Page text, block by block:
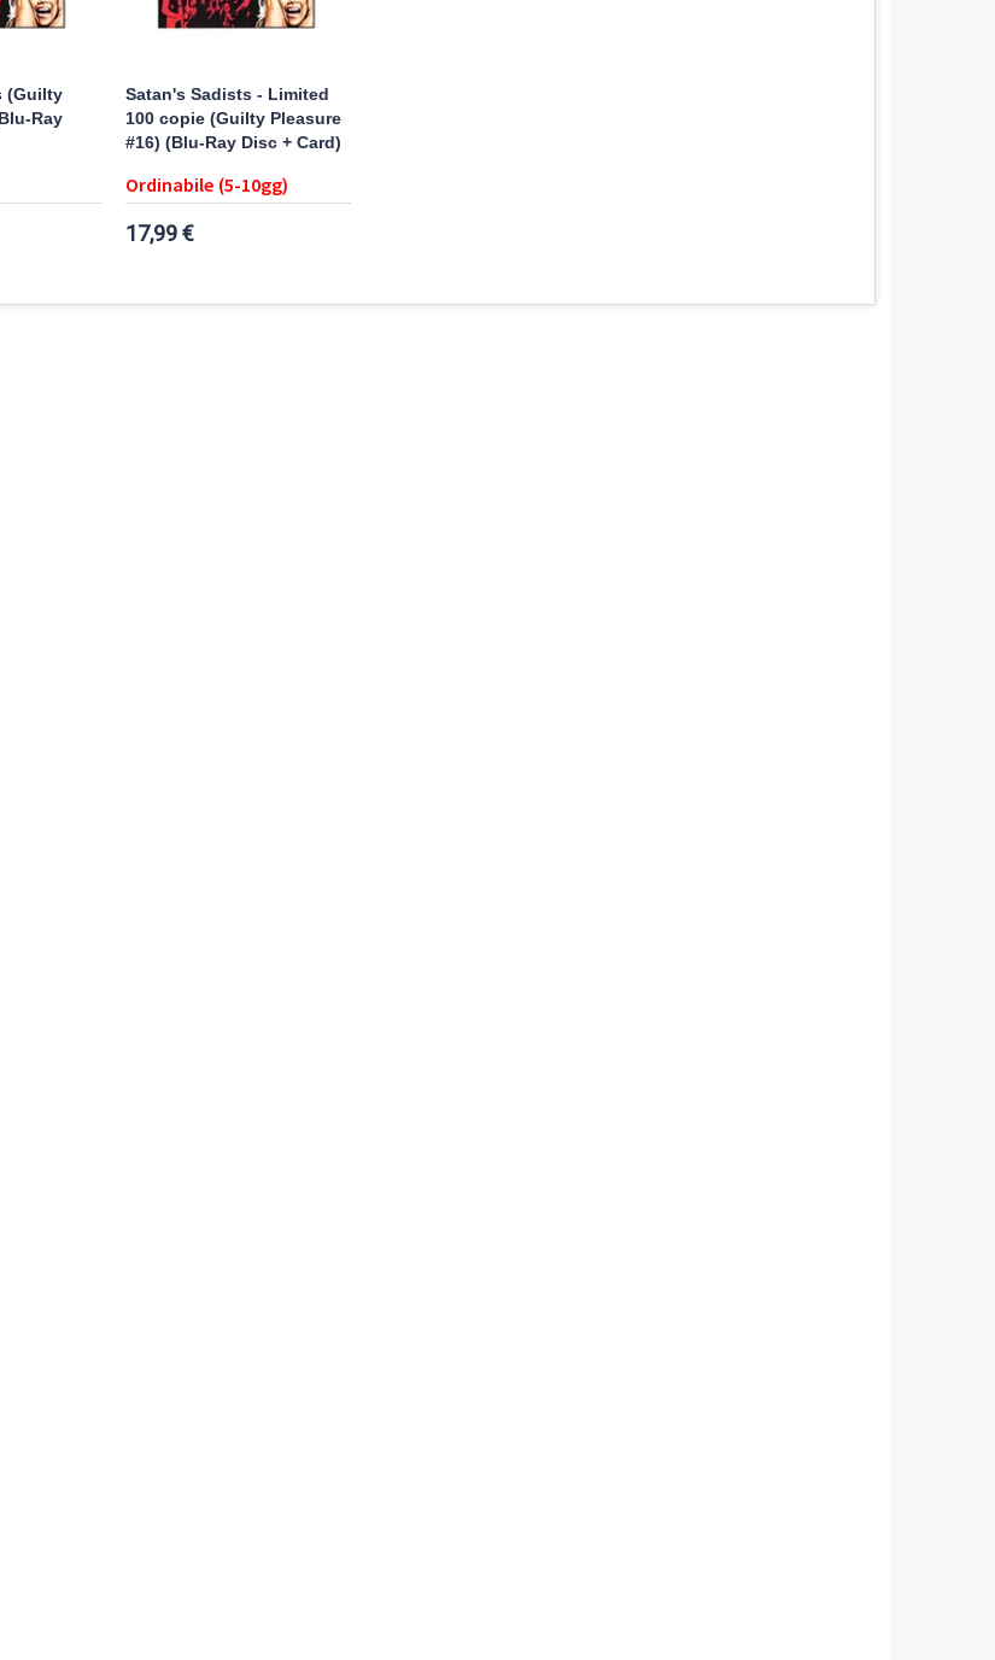
(Guilty
Ray
Satan's Sadists - Limited
100 copie (Guilty Pleasure
#16) (Blu-Ray Disc + Card)
Ordinabile (5-10gg)
17,99 €